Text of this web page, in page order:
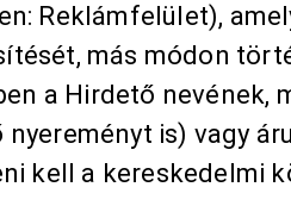
Reklámfelület),
más módon
a Hirdető
is) vagy
kell a kereskedelmi